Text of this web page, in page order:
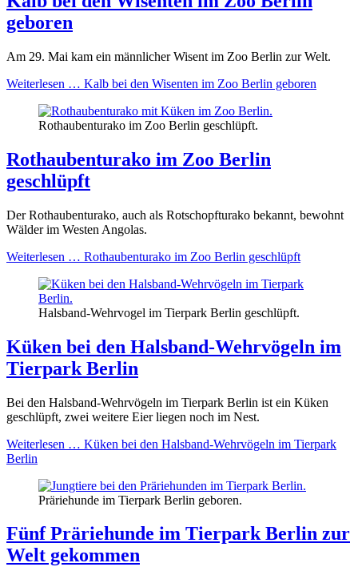
geboren
Am 29. Mai kam ein männlicher Wisent im Zoo Berlin zur Welt.
Weiterlesen … Kalb bei den Wisenten im Zoo Berlin geboren
Rothaubenturako im Zoo Berlin geschlüpft.
Rothaubenturako im Zoo Berlin
geschlüpft
Der Rothaubenturako, auch als Rotschopfturako bekannt, bewohnt
Wälder im Westen Angolas.
Weiterlesen … Rothaubenturako im Zoo Berlin geschlüpft
Halsband-Wehrvogel im Tierpark Berlin geschlüpft.
Küken bei den Halsband-Wehrvögeln im
Tierpark Berlin
Bei den Halsband-Wehrvögeln im Tierpark Berlin ist ein Küken
geschlüpft, zwei weitere Eier liegen noch im Nest.
Weiterlesen … Küken bei den Halsband-Wehrvögeln im Tierpark
Berlin
Präriehunde im Tierpark Berlin geboren.
Fünf Präriehunde im Tierpark Berlin zur
Welt gekommen